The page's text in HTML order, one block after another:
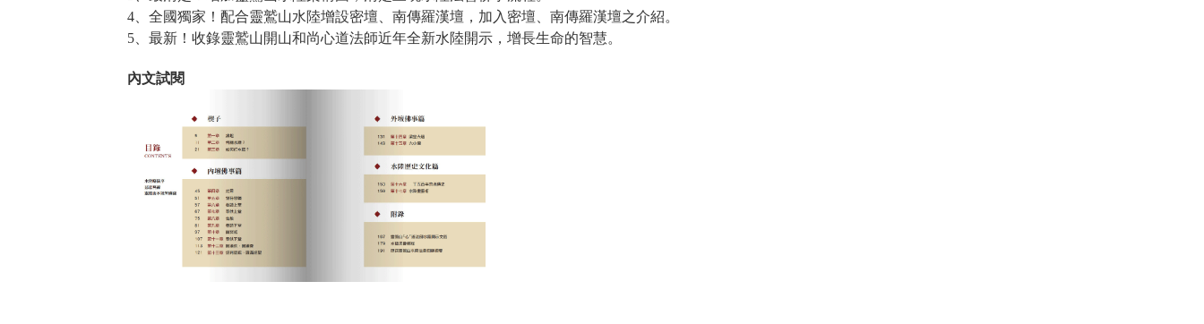
4、全國獨家！配合靈鷲山水陸增設密壇、南傳羅漢壇，加入密壇、南傳羅漢壇之介紹。
5、最新！收錄靈鷲山開山和尚心道法師近年全新水陸開示，增長生命的智慧。
內文試閱